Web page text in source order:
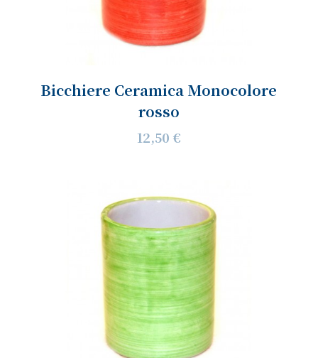
Bicchiere Ceramica Monocolore
rosso
12,50 €